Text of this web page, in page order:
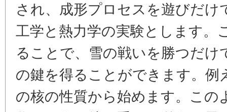
され、成形プロセスを遊びだ
工学と熱力学の実験とします。
ることで、雪の戦いを勝つだ
の鍵を得ることができます。例
の核の性質から始めます。こ